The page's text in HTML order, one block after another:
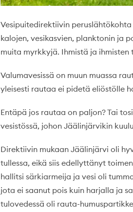
Vesipuitedirektiivin
kalojen, vesikasvien, planktonin ja
muita myrkkyjä. Ihmistä ja
Valumavesissä on muun muassa
yleisesti rautaa ei pidetä eliöstölle
Entäpä jos rautaa on paljon? Tai
vesistössä, johon Jäälinjärvikin
Direktiivin mukaan Jäälinjärvi oli
tullessa, eikä siis edellyttänyt
hallitsi särkiarmeija ja vesi oli
jota ei saanut pois kuin harjalla ja
tulovedessä oli rauta-